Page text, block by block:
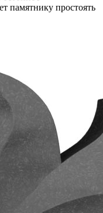
памятнику простоять